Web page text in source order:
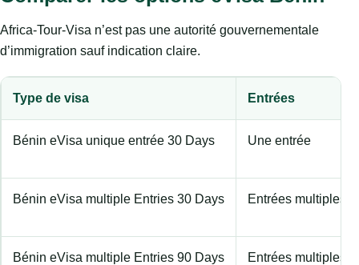
Africa-Tour-Visa n’est pas une autorité gouvernementale
d’immigration sauf indication claire.
Type de visa Entrées
Bénin eVisa unique entrée 30 Days Une entrée
Bénin eVisa multiple Entries 30 Days Entrées multiples
Bénin eVisa multiple Entries 90 Days Entrées multiples